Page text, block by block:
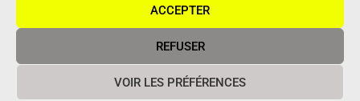
ACCEPTER
REFUSER
VOIR LES PRÉFÉRENCES
© 2020 Vivant Communication • Tous droits réservés •